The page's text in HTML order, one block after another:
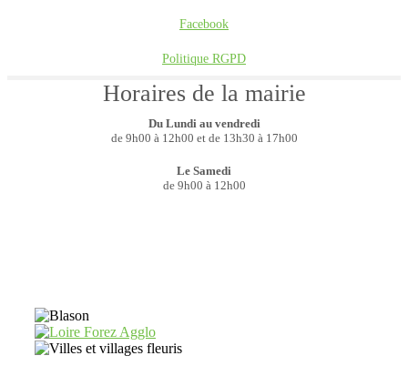
Facebook
Politique RGPD
Horaires de la mairie
Du Lundi au vendredi
de 9h00 à 12h00 et de 13h30 à 17h00
Le Samedi
de 9h00 à 12h00